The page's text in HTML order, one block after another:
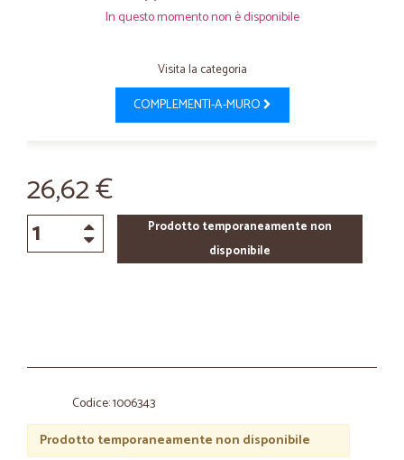
In questo momento non è disponibile
Visita la categoria
COMPLEMENTI-A-MURO
26,62 €
Prodotto temporaneamente non
disponibile
Codice: 1006343
Prodotto temporaneamente non disponibile